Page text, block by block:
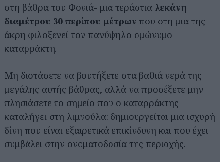
στη βάθρα του Φονιά- μια τεράστια λεκάνη
διαμέτρου 30 περίπου μέτρων που στη μια της
άκρη φιλοξενεί τον πανύψηλο ομώνυμο
καταρράκτη.
Μη διστάσετε να βουτήξετε στα βαθιά νερά της
μεγάλης αυτής βάθρας, αλλά να προσέξετε μην
πλησιάσετε το σημείο που ο καταρράκτης
καταλήγει στη λιμνούλα: δημιουργείται μια ισχυρή
δίνη που είναι εξαιρετικά επικίνδυνη και που έχει
συμβάλει στην ονοματοδοσία της περιοχής.